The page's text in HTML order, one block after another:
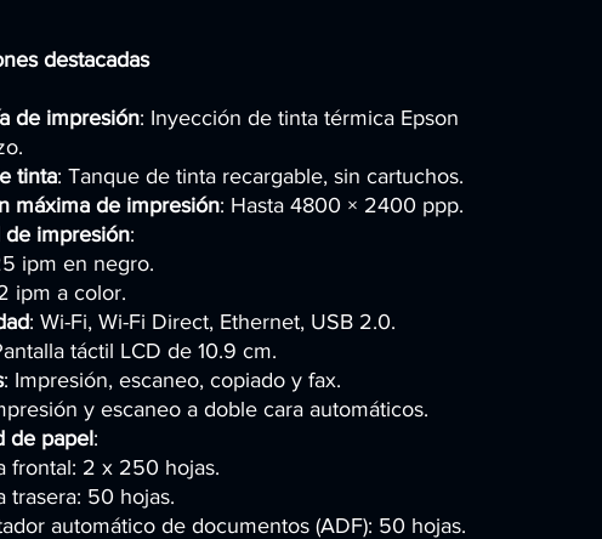
destacadas
de impresión: Inyección de tinta térmica Epson
tinta: Tanque de tinta recargable, sin cartuchos.
máxima de impresión: Hasta 4800 × 2400 ppp.
de impresión:
ipm en negro.
ipm a color.
: Wi-Fi, Wi-Fi Direct, Ethernet, USB 2.0.
táctil LCD de 10.9 cm.
: Impresión, escaneo, copiado y fax.
y escaneo a doble cara automáticos.
de papel:
frontal: 2 x 250 hojas.
trasera: 50 hojas.
automático de documentos (ADF): 50 hojas.